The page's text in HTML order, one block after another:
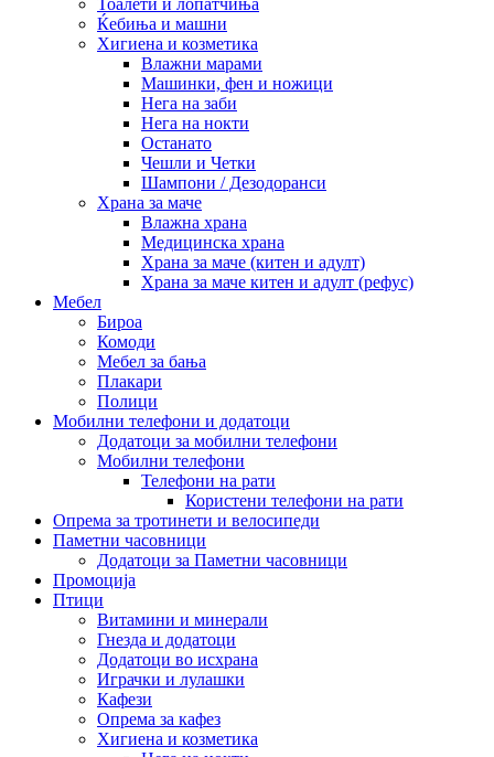
Ќебиња и машни
Хигиена и козметика
Влажни марами
Машинки, фен и ножици
Нега на заби
Нега на нокти
Останато
Чешли и Четки
Шампони / Дезодоранси
Храна за маче
Влажна храна
Медицинска храна
Храна за маче (китен и адулт)
Храна за маче китен и адулт (рефус)
Мебел
Бироа
Комоди
Мебел за бања
Плакари
Полици
Мобилни телефони и додатоци
Додатоци за мобилни телефони
Мобилни телефони
Телефони на рати
Користени телефони на рати
Опрема за тротинети и велосипеди
Паметни часовници
Додатоци за Паметни часовници
Промоција
Птици
Витамини и минерали
Гнезда и додатоци
Додатоци во исхрана
Играчки и лулашки
Кафези
Опрема за кафез
Хигиена и козметика